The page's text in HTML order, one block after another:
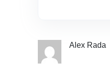
Alex Rada